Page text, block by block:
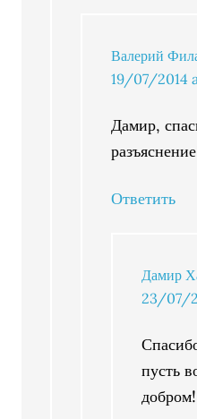
Валерий
19/07/2014
Дамир,
Ответить
Дамир
23/07/
пусть
добром!